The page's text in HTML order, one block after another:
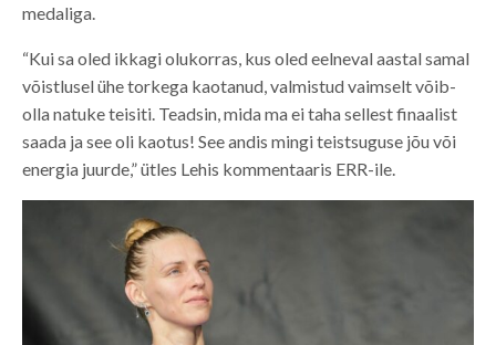
medaliga.
“Kui sa oled ikkagi olukorras, kus oled eelneval aastal samal
võistlusel ühe torkega kaotanud, valmistud vaimselt võib-
olla natuke teisiti. Teadsin, mida ma ei taha sellest finaalist
saada ja see oli kaotus! See andis mingi teistsuguse jõu või
energia juurde,” ütles Lehis kommentaaris ERR-ile.